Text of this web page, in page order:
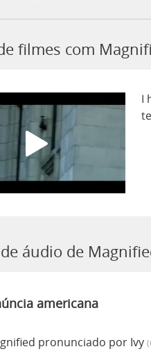
filmes com
I
áudio de
americana
pronunciado por Ivy